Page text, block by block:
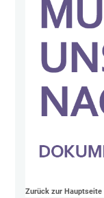
Zurück zur Hauptseite